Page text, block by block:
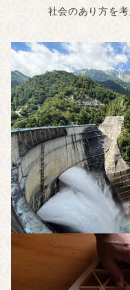
社会のあり方を